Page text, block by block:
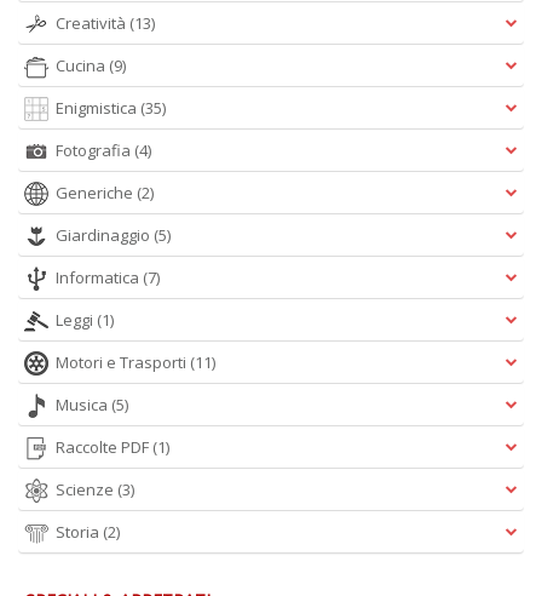
Creatività (13)
Cucina (9)
Enigmistica (35)
Fotografia (4)
Generiche (2)
Giardinaggio (5)
Informatica (7)
Leggi (1)
Motori e Trasporti (11)
Musica (5)
Raccolte PDF (1)
Scienze (3)
Storia (2)